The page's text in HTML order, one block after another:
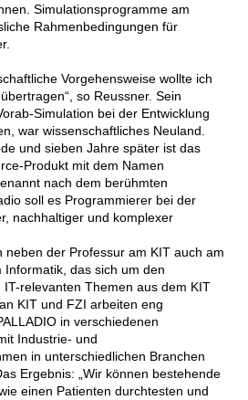
Simulationsprogramme am
Rahmenbedingungen für
Vorgehensweise wollte ich
so Reussner. Sein
Simulation bei der Entwicklung
war wissenschaftliches Neuland.
und sieben Jahre später ist das
Produkt mit dem Namen
nach dem berühmten
soll es Programmierer bei der
nachhaltiger und komplexer
neben der Professur am KIT auch am
das sich um den
relevanten Themen aus dem KIT
KIT und FZI arbeiten eng
in verschiedenen
Industrie- und
in unterschiedlichen Branchen
Ergebnis: „Wir können bestehende
einen Patienten durchtesten und